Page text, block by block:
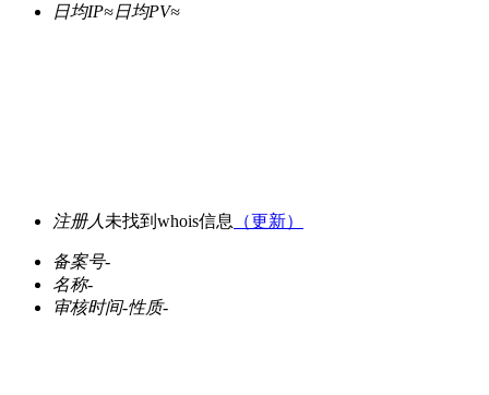
日均IP≈日均PV≈
注册人 未找到whois信息 （更新）
备案号-
名称-
审核时间-性质-